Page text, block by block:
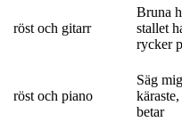
röst och gitarr
Bruna
stallet
rycker
röst och piano
Säg
betar